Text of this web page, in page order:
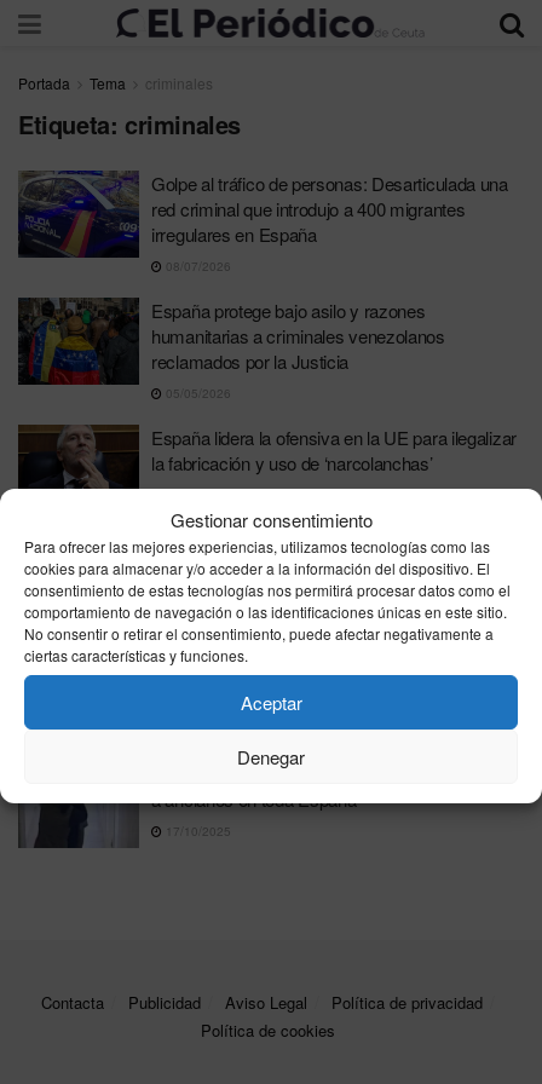
Gestionar consentimiento
Para ofrecer las mejores experiencias, utilizamos tecnologías como las
cookies para almacenar y/o acceder a la información del dispositivo. El
consentimiento de estas tecnologías nos permitirá procesar datos como el
comportamiento de navegación o las identificaciones únicas en este sitio.
No consentir o retirar el consentimiento, puede afectar negativamente a
ciertas características y funciones.
Aceptar
Denegar
Portada Tema criminales
Etiqueta: criminales
Golpe al tráfico de personas: Desarticulada una
red criminal que introdujo a 400 migrantes
irregulares en España
08/07/2026
España protege bajo asilo y razones
humanitarias a criminales venezolanos
reclamados por la Justicia
05/05/2026
España lidera la ofensiva en la UE para ilegalizar
la fabricación y uso de ‘narcolanchas’
España y EE. UU. alertan sobre la expansión del
grupo criminal venezolano Tren de Aragua
18/12/2025
Desmantelan en Valencia una red que estafó
más de 120.000 euros usando falsas
emergencias familiares
05/12/2025
Cae una red criminal que fingía afecto para robar
a ancianos en toda España
17/10/2025
Contacta Publicidad Aviso Legal
Política de privacidad
Política de cookies